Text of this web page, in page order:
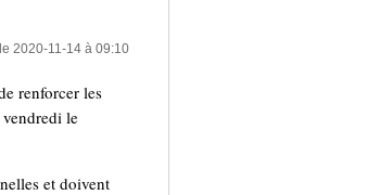
2020-11-14 à 09:10
renforcer les
le
et doivent